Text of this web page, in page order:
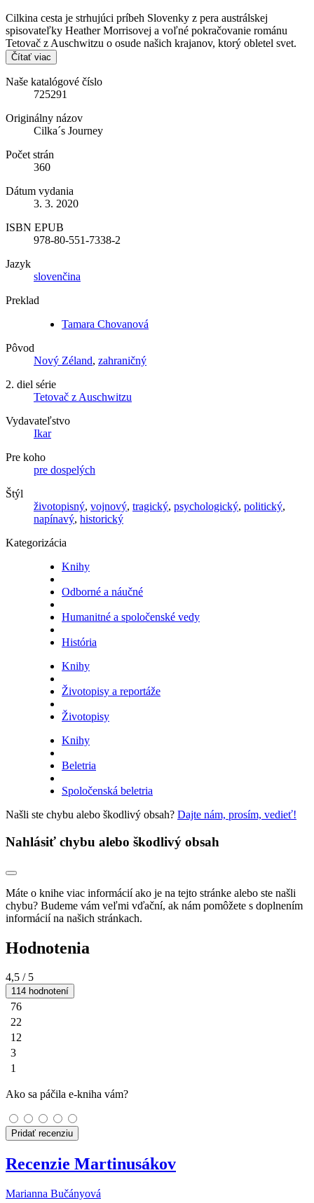
Cilkina cesta je strhujúci príbeh Slovenky z pera austrálskej
spisovateľky Heather Morrisovej a voľné pokračovanie románu
Tetovač z Auschwitzu o osude našich krajanov, ktorý obletel svet.
Čítať viac
Naše katalógové číslo
725291
Originálny názov
Cilka´s Journey
Počet strán
360
Dátum vydania
3. 3. 2020
ISBN EPUB
978-80-551-7338-2
Jazyk
slovenčina
Preklad
Tamara Chovanová
Pôvod
Nový Zéland, zahraničný
2. diel série
Tetovač z Auschwitzu
Vydavateľstvo
Ikar
Pre koho
pre dospelých
Štýl
životopisný, vojnový, tragický, psychologický, politický,
napínavý, historický
Kategorizácia
Knihy
Odborné a náučné
Humanitné a spoločenské vedy
História
Knihy
Životopisy a reportáže
Životopisy
Knihy
Beletria
Spoločenská beletria
Našli ste chybu alebo škodlivý obsah? Dajte nám, prosím, vedieť!
Nahlásiť chybu alebo škodlivý obsah
Máte o knihe viac informácií ako je na tejto stránke alebo ste našli
chybu? Budeme vám veľmi vďační, ak nám pomôžete s doplnením
informácií na našich stránkach.
Hodnotenia
4,5 / 5
114 hodnotení
76
22
12
3
1
Ako sa páčila e-kniha vám?
Pridať recenziu
Recenzie Martinusákov
Marianna Bučányová